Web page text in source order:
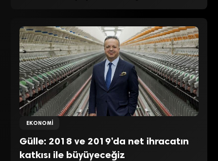
EKONOMI
Gülle: 2018 ve 2019’da net ihracatın
katkısı ile büyüyeceğiz